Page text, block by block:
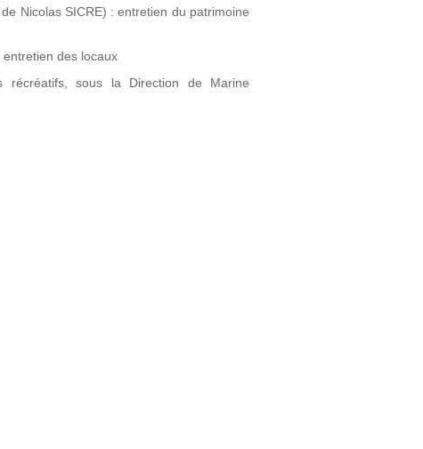
Nicolas SICRE) : entretien du patrimoine
des locaux
sous la Direction de Marine